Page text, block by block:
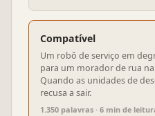
Compatível
Um robô de serviço em
para um morador de rua
Quando as unidades de
recusa a sair.
1.350 palavras · 6 min de